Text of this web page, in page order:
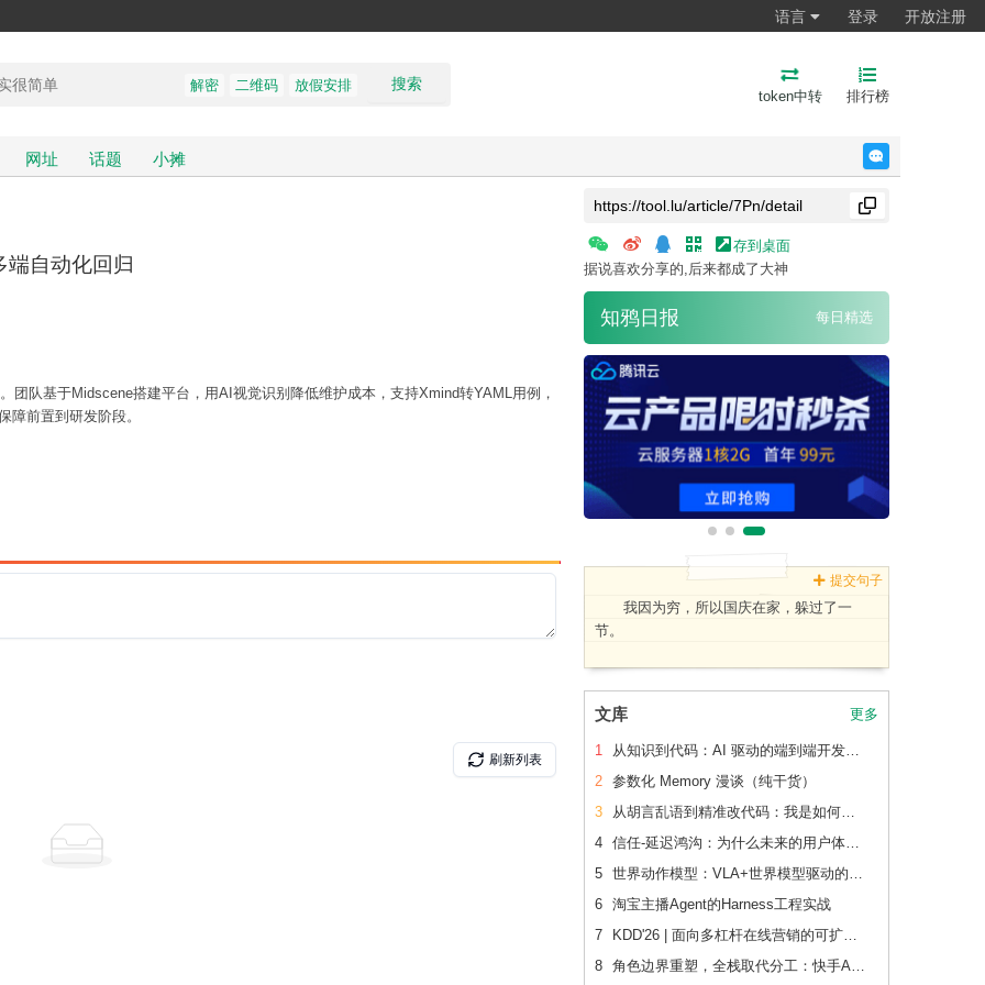
语言 登录 开放注册
搜索
解密 二维码 放假安排
token中转 排行榜
网址 话题 小摊
端自动化回归
队基于Midscene搭建平台，用AI视觉识别降低维护成本，支持Xmind转YAML用例，
障前置到研发阶段。
存到桌面
据说喜欢分享的,后来都成了大神
知鸦日报 每日精选
提交句子
我因为穷，所以国庆在家，躲过了一
节。
文库 更多
1
从知识到代码：AI 驱动的端到端开发流水线（下篇）
2 参数化 Memory 漫谈（纯干货）
3
从胡言乱语到精准改代码：我是如何让 AI 读懂老项目的
4
信任-延迟鸿沟：为什么未来的用户体验会刻意变慢
5
世界动作模型：VLA+世界模型驱动的Physical AI 后训练范式跃迁
6 淘宝主播Agent的Harness工程实战
7
KDD'26 | 面向多杠杆在线营销的可扩展、可追踪联合 增量建模
8
角色边界重塑，全栈取代分工：快手AI生产力体系成形